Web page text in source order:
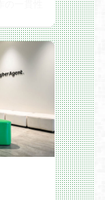
作業者